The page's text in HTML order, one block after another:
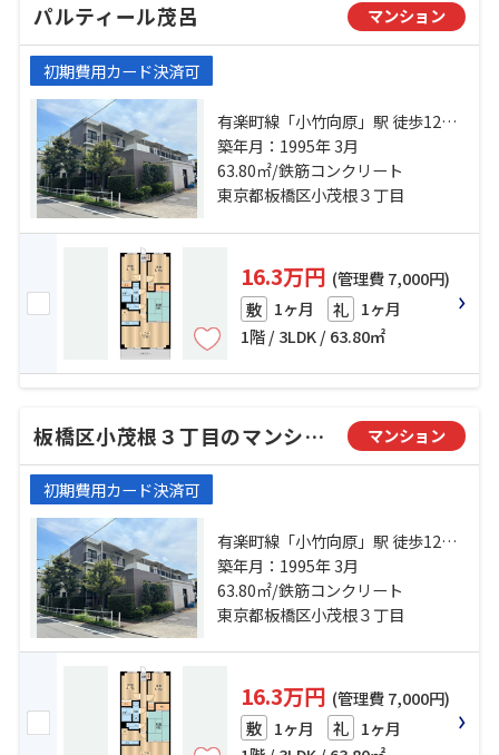
パルティール茂呂 マンション
初期費用カード決済可
有楽町線「小竹向原」駅 徒歩12分
有楽町線「氷川台」駅 徒歩19分 東
武東上線「ときわ台」駅 徒歩21分
築年月：1995年 3月
63.80㎡/鉄筋コンクリート
東京都板橋区小茂根３丁目
16.3万円 (管理費 7,000円)
敷 1ヶ月 礼 1ヶ月
1階 / 3LDK / 63.80㎡
板橋区小茂根３丁目のマンション マンション
初期費用カード決済可
有楽町線「小竹向原」駅 徒歩12分
有楽町線「氷川台」駅 徒歩19分 東
武東上線「ときわ台」駅 徒歩21分
築年月：1995年 3月
63.80㎡/鉄筋コンクリート
東京都板橋区小茂根３丁目
16.3万円 (管理費 7,000円)
敷 1ヶ月 礼 1ヶ月